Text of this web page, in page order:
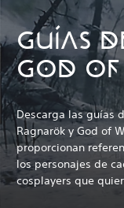
GUÍAS
GOD
Descarga las guías
Ragnarök y God of
proporcionan
los personajes de
cosplayers que